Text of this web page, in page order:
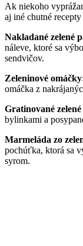
Ak niekoho
aj iné chutné
Nakladané zelené
náleve, ktoré sa
sendvičov.
Zeleninové
omáčka z
Gratinované
bylinkami a
Marmeláda zo
pochúťka, ktorá sa
syrom.